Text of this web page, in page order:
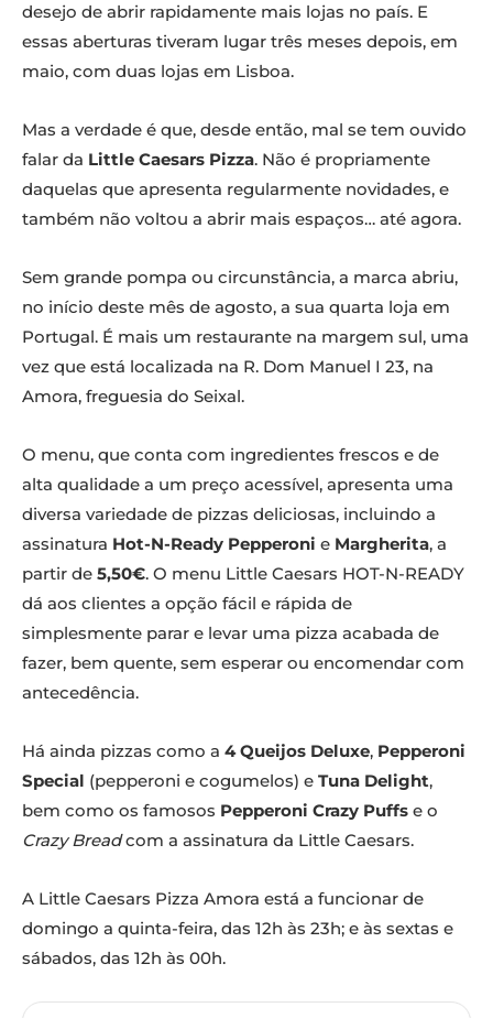
desejo de abrir rapidamente mais lojas no país. E
essas aberturas tiveram lugar três meses depois, em
maio, com duas lojas em Lisboa.
Mas a verdade é que, desde então, mal se tem ouvido
falar da Little Caesars Pizza. Não é propriamente
daquelas que apresenta regularmente novidades, e
também não voltou a abrir mais espaços… até agora.
Sem grande pompa ou circunstância, a marca abriu,
no início deste mês de agosto, a sua quarta loja em
Portugal. É mais um restaurante na margem sul, uma
vez que está localizada na R. Dom Manuel I 23, na
Amora, freguesia do Seixal.
O menu, que conta com ingredientes frescos e de
alta qualidade a um preço acessível, apresenta uma
diversa variedade de pizzas deliciosas, incluindo a
assinatura Hot-N-Ready Pepperoni e Margherita, a
partir de 5,50€. O menu Little Caesars HOT-N-READY
dá aos clientes a opção fácil e rápida de
simplesmente parar e levar uma pizza acabada de
fazer, bem quente, sem esperar ou encomendar com
antecedência.
Há ainda pizzas como a 4 Queijos Deluxe, Pepperoni
Special (pepperoni e cogumelos) e Tuna Delight,
bem como os famosos Pepperoni Crazy Puffs e o
Crazy Breadcom a assinatura da Little Caesars.
A Little Caesars Pizza Amora está a funcionar de
domingo a quinta-feira, das 12h às 23h; e às sextas e
sábados, das 12h às 00h.